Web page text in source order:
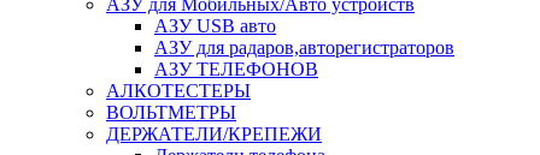
АЗУ для Мобильных/Авто устройств
АЗУ USB авто
АЗУ для радаров,авторегистраторов
АЗУ ТЕЛЕФОНОВ
АЛКОТЕСТЕРЫ
ВОЛЬТМЕТРЫ
ДЕРЖАТЕЛИ/КРЕПЕЖИ